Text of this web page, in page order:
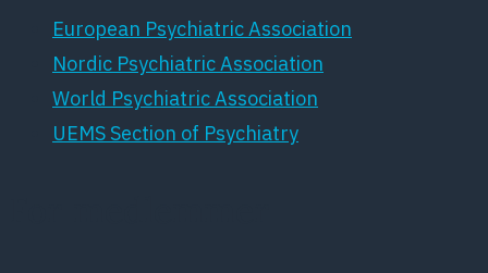
European Psychiatric Association
Nordic Psychiatric Association
World Psychiatric Association
UEMS Section of Psychiatry